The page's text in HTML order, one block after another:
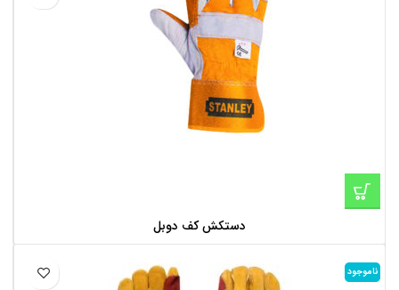
دستکش کف دوبل
ناموجود